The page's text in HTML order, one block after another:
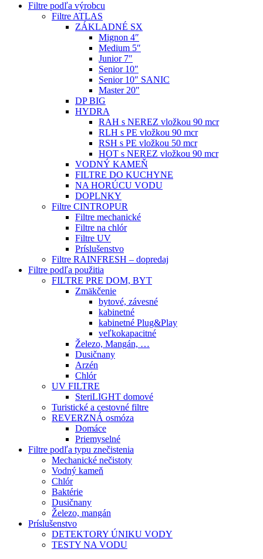
Filtre podľa výrobcu
Filtre ATLAS
ZÁKLADNÉ SX
Mignon 4″
Medium 5″
Junior 7″
Senior 10″
Senior 10″ SANIC
Master 20″
DP BIG
HYDRA
RAH s NEREZ vložkou 90 mcr
RLH s PE vložkou 90 mcr
RSH s PE vložkou 50 mcr
HOT s NEREZ vložkou 90 mcr
VODNÝ KAMEŇ
FILTRE DO KUCHYNE
NA HORÚCU VODU
DOPLNKY
Filtre CINTROPUR
Filtre mechanické
Filtre na chlór
Filtre UV
Príslušenstvo
Filtre RAINFRESH – dopredaj
Filtre podľa použitia
FILTRE PRE DOM, BYT
Zmäkčenie
bytové, závesné
kabinetné
kabinetné Plug&Play
veľkokapacitné
Železo, Mangán, …
Dusičnany
Arzén
Chlór
UV FILTRE
SteriLIGHT domové
Turistické a cestovné filtre
REVERZNÁ osmóza
Domáce
Priemyselné
Filtre podľa typu znečistenia
Mechanické nečistoty
Vodný kameň
Chlór
Baktérie
Dusičnany
Železo, mangán
Príslušenstvo
DETEKTORY ÚNIKU VODY
TESTY NA VODU